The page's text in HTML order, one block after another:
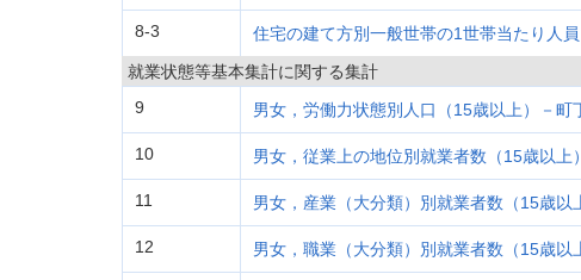
8-3 住宅の建て方別一般世帯の1世帯当たり人
就業状態等基本集計に関する集計
9
男女，労働力状態別人口（15歳以上）－町
10 男女，従業上の地位別就業者数（15歳以上
11 男女，産業（大分類）別就業者数（15歳以
12 男女，職業（大分類）別就業者数（15歳以